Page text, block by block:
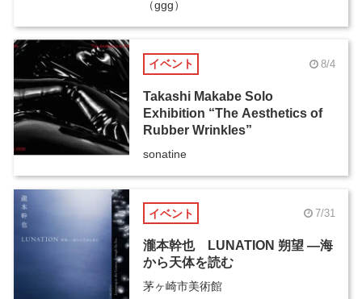
（ggg）
イベント 8/4
Takashi Makabe Solo
Exhibition “The Aesthetics of
Rubber Wrinkles”
sonatine
イベント 7/31
瀧本幹也 LUNATION 朔望 ―海
から天体を読む
茅ヶ崎市美術館